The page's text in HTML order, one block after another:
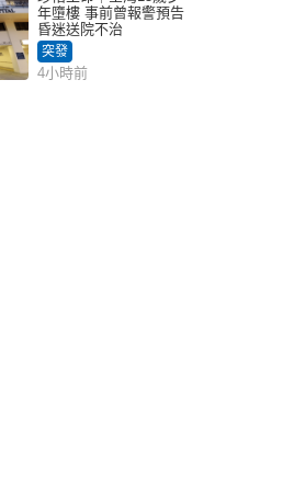
年墮樓 事前曾報警預告
昏迷送院不治
突發
4小時前